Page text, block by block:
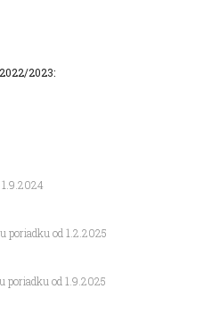
2023:
poriadku od 1.2.2025
poriadku od 1.9.2025